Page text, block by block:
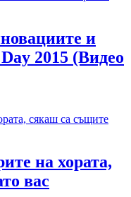
и
2015 (Видео
на хората,
вас